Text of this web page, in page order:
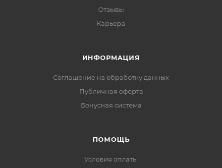
Отзывы
Карьера
ИНФОРМАЦИЯ
Соглашение на обработку данных
Публичная оферта
Бонусная система
ПОМОЩЬ
Условия оплаты